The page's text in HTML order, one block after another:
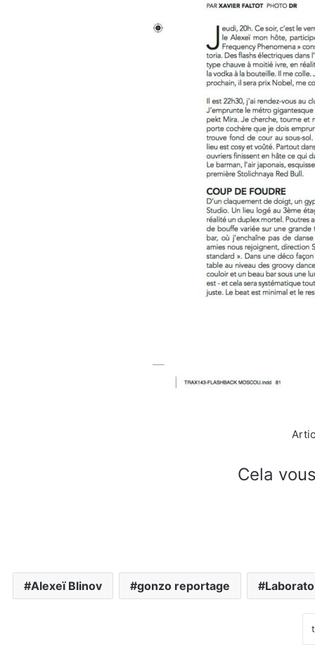
Cela
Alexeï Blinov gonzo reportage